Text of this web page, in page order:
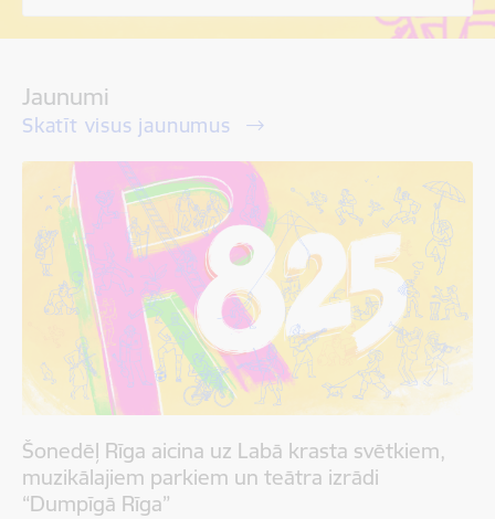
Jaunumi
Skatīt visus jaunumus
Šonedēļ Rīga aicina uz Labā krasta svētkiem,
muzikālajiem parkiem un teātra izrādi
“Dumpīgā Rīga”